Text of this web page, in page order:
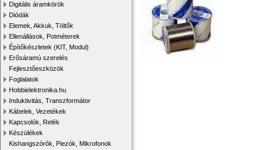
Digitális áramkörök
Diódák
Elemek, Akkuk, Töltők
Ellenállások, Potméterek
Építőkészletek (KIT, Modul)
Erősáramú szerelés
Fejlesztőeszközök
Foglalatok
Hobbielektronika.hu
Induktivitás, Transzformátor
Kábelek, Vezetékek
Kapcsolók, Relék
Készülékek
Kishangszórók, Piezók, Mikrofonok